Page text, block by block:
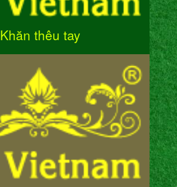
Khăn thêu tay